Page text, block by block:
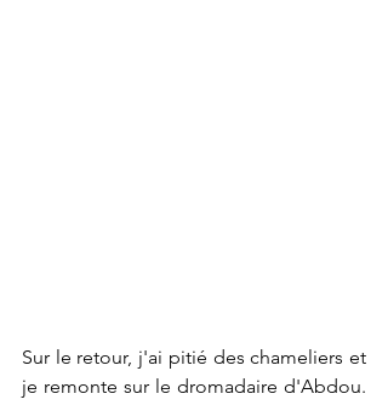
Sur le retour, j'ai pitié des chameliers et
je remonte sur le dromadaire d'Abdou.